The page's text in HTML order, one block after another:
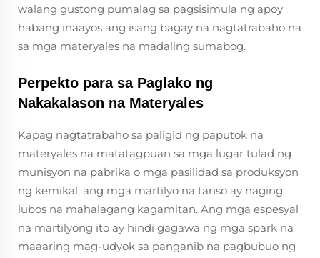
walang gustong pumalag sa pagsisimula ng apoy
habang inaayos ang isang bagay na nagtatrabaho na
sa mga materyales na madaling sumabog.
Perpekto para sa Paglako ng
Nakakalason na Materyales
Kapag nagtatrabaho sa paligid ng paputok na
materyales na matatagpuan sa mga lugar tulad ng
munisyon na pabrika o mga pasilidad sa produksyon
ng kemikal, ang mga martilyo na tanso ay naging
lubos na mahalagang kagamitan. Ang mga espesyal
na martilyong ito ay hindi gagawa ng mga spark na
maaaring mag-udyok sa panganib na pagbubuo ng